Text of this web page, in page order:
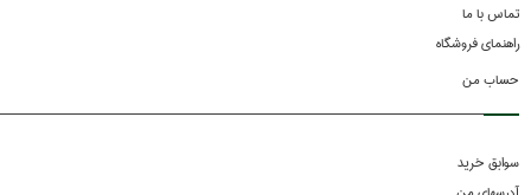
تماس با ما
راهنمای فروشگاه
حساب من
سوابق خرید